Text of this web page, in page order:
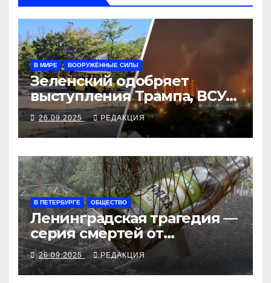
В МИРЕ ВООРУЖЁННЫЕ СИЛЫ
Зеленский одобряет
выступления Трампа, ВСУ
закрыли Добропольский
рубеж
26.09.2025 РЕДАКЦИЯ
В ПЕТЕРБУРГЕ ОБЩЕСТВО
Ленинградская трагедия —
серия смертей от
алкосуррогата
26.09.2025 РЕДАКЦИЯ